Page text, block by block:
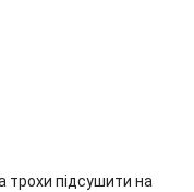
трохи підсушити на